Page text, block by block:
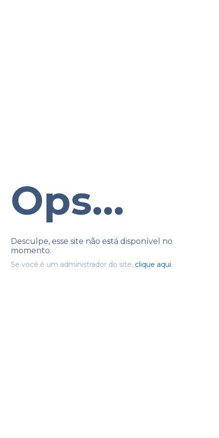
Ops...
Desculpe, esse site não está disponível no
momento.
Se você é um administrador do site, clique aqui.